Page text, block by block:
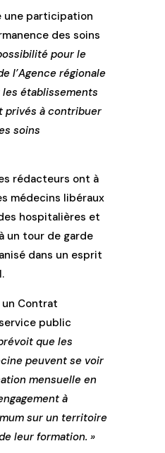
une participation
des soins
pour le
l’Agence régionale
les établissements
privés à contribuer
soins
rédacteurs ont à
médecins libéraux
hospitalières et
un tour de garde
dans un esprit
Contrat
public
que les
peuvent se voir
mensuelle en
à
sur un territoire
leur formation. »